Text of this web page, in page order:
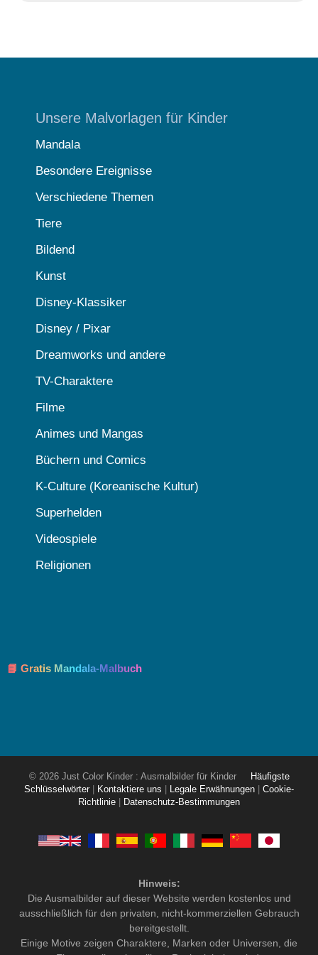
Unsere Malvorlagen für Kinder
Mandala
Besondere Ereignisse
Verschiedene Themen
Tiere
Bildend
Kunst
Disney-Klassiker
Disney / Pixar
Dreamworks und andere
TV-Charaktere
Filme
Animes und Mangas
Büchern und Comics
K-Culture (Koreanische Kultur)
Superhelden
Videospiele
Religionen
📘 Gratis Mandala-Malbuch
© 2026 Just Color Kinder : Ausmalbilder für Kinder
Häufigste
Schlüsselwörter
Kontaktiere uns Legale Erwähnungen
Cookie-
Richtlinie
Datenschutz-Bestimmungen
Hinweis:
Die Ausmalbilder auf dieser Website werden kostenlos und
ausschließlich für den privaten, nicht-kommerziellen Gebrauch
bereitgestellt.
Einige Motive zeigen Charaktere, Marken oder Universen, die